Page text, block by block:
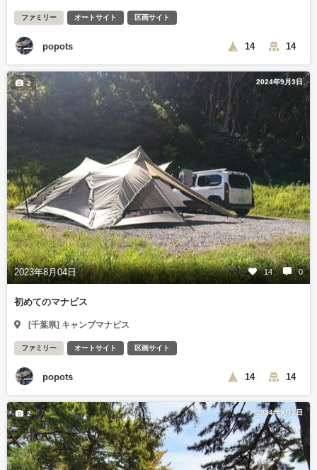
ファミリー オートサイト 区画サイト
popots 14 14
2024年9月3日
2023年8月04日 14 0
2
初めてのマナビス
[千葉県] キャンプマナビス
ファミリー オートサイト 区画サイト
popots 14 14
2024年9月3日
2